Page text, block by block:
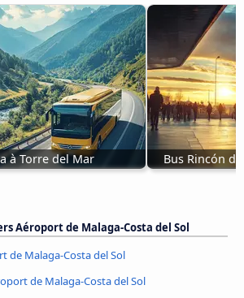
à Torre del Mar Bus Rincón
Aéroport de Malaga-Costa del Sol
de Malaga-Costa del Sol
de Malaga-Costa del Sol